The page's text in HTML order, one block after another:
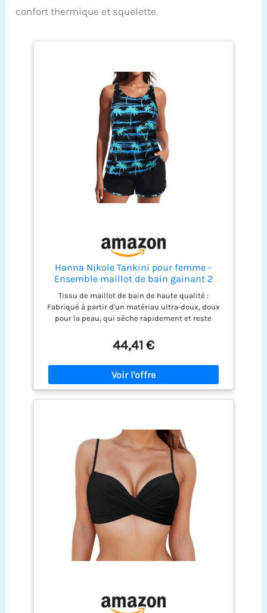
confort thermique et squelette.
Hanna Nikole Tankini pour femme -
Ensemble maillot de bain gainant 2
pièces push-up - Soutien-gorge intégré -
Maillot de bain et culotte intégrée -
Short de bain taille haute avec poches -
Maillot de
Tissu de maillot de bain de haute qualité :
Fabriqué à partir d'un matériau ultra-doux, doux
pour la peau, qui sèche rapidement et reste
une touche élégante, tandis que l'imprimé floral
saisissant vous fera briller au bord de la piscine.
Top de maillot de bain push-up et gainant avec
soutien-gorge intégré : Le soutien-gorge intégré
innovant offre un maintien fiable pour un confort
et une sensation de sécurité. Les détails
silhouettes, souligne doucement les courbes et
sculpte discrètement le milieu du corps. Shorts
de bain taille haute avec fond intégré et poches :
Ces shorts sont ajustés tout en offrant une liberté
de mouvement optimale. Ils sont très élastiques
et disposent d'un slip triangle intégré pour un
maintien sûr. La taille haute sculpte votre
silhouette, offre un maintien supplémentaire et
assure un look sûr et flatteur, avec des poches
pratiques. Ajustement personnalisé : Grâce aux
bretelles réglables et aux coussinets de soutien-
gorge amovibles, vous pouvez ajuster la taille
vos accessoires de plage préférés pour une tenue
44,41 €